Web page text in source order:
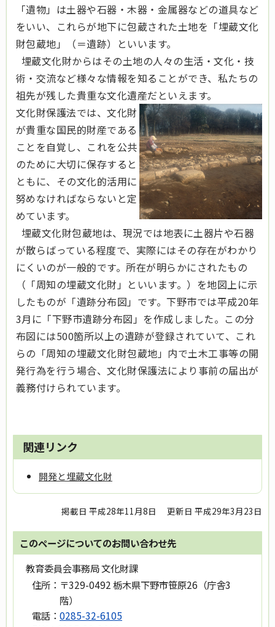
「遺物」は土器や石器・木器・金属器などの道具など
をいい、これらが地下に包蔵された土地を「埋蔵文化
財包蔵地」（＝遺跡）といいます。
埋蔵文化財からはその土地の人々の生活・文化・技
術・交流など様々な情報を知ることができ、 私たちの
祖先が残した貴重な文化遺産だといえます。
文化財保護法では、文化財
が貴重な国民的財産である
ことを自覚し、これを公共
のために大切に保存すると
ともに、その文化的活用に
努めなければならないと定
めています。
埋蔵文化財包蔵地は、現況では地表に土器片や石器
が散らばっている程度で、実際にはその存在がわかり
にくいのが一般的です。所在が明らかにされたもの
（「周知の埋蔵文化財」といいます。）を地図上に示
したものが「遺跡分布図」です。下野市では平成20年
3月に「下野市遺跡分布図」を作成しました。この分
布図には500箇所以上の遺跡が登録されていて、これ
らの「周知の埋蔵文化財包蔵地」内で土木工事等の開
発行為を行う場合、文化財保護法により事前の届出が
義務付けられています。
関連リンク
開発と埋蔵文化財
掲載日 平成28年11月8日 更新日 平成29年3月23日
このページについてのお問い合わせ先
教育委員会事務局 文化財課
住所： 〒329-0492 栃木県下野市笹原26（庁舎3
階）
電話： 0285-32-6105